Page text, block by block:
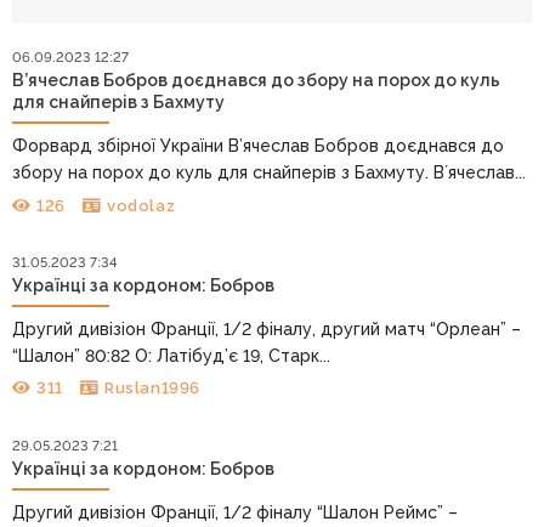
06.09.2023 12:27
В’ячеслав Бобров доєднався до збору на порох до куль
для снайперів з Бахмуту
Форвард збірної України В’ячеслав Бобров доєднався до
збору на порох до куль для снайперів з Бахмуту. Вʼячеслав...
126 vodolaz
31.05.2023 7:34
Українці за кордоном: Бобров
Другий дивізіон Франції, 1/2 фіналу, другий матч “Орлеан” –
“Шалон” 80:82 О: Латібуд’є 19, Старк...
311 Ruslan1996
29.05.2023 7:21
Українці за кордоном: Бобров
Другий дивізіон Франції, 1/2 фіналу “Шалон Реймс” –